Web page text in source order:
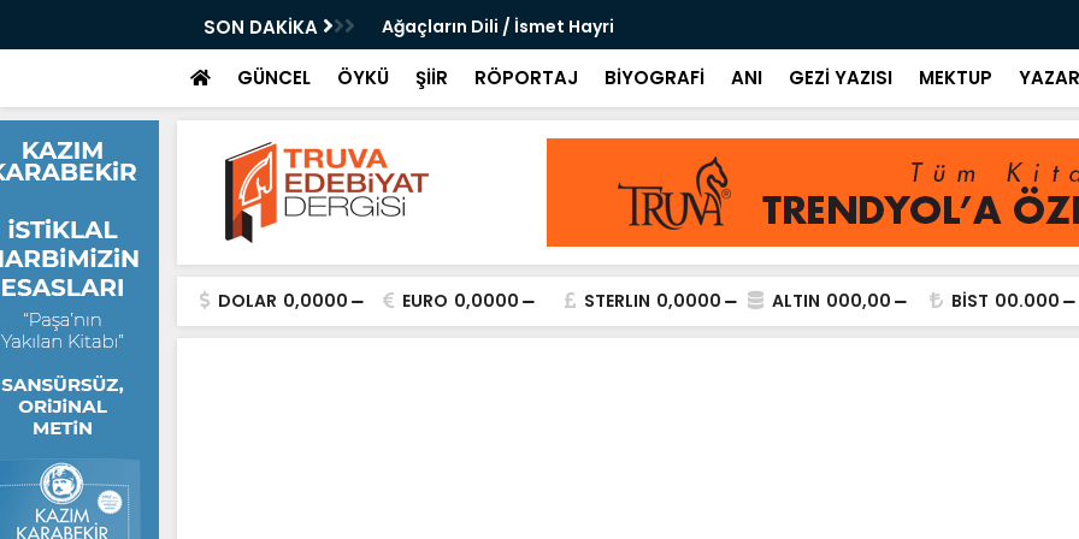
SON DAKİKA
Şubat Kara Gece Şiirine Dair / Suna Ağaçların Dili / İsmet Hayri Bir Kitap:
GÜNCEL ÖYKÜ ŞİİR RÖPORTAJ BİYOGRAFİ ANI GEZİ YAZISI MEKTUP
DOLAR 0,0000 EURO 0,0000 STERLIN 0,0000 ALTIN 000,00 BİST 00.000